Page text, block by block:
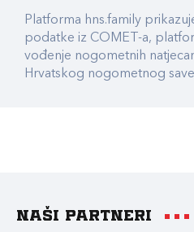
Platforma hns.family
podatke iz COMET-a,
vođenje nogometnih
Hrvatskog nogometnog
Naši partneri